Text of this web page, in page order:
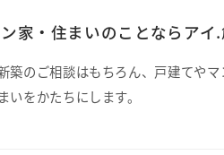
家・住まいのことならアイ
のご相談はもちろん、戸建てや
をかたちにします。